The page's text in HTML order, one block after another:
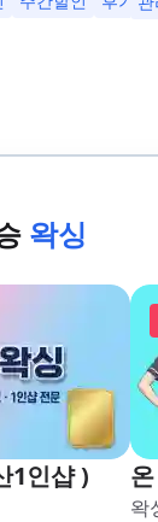
왁싱
1인샵 )
왁